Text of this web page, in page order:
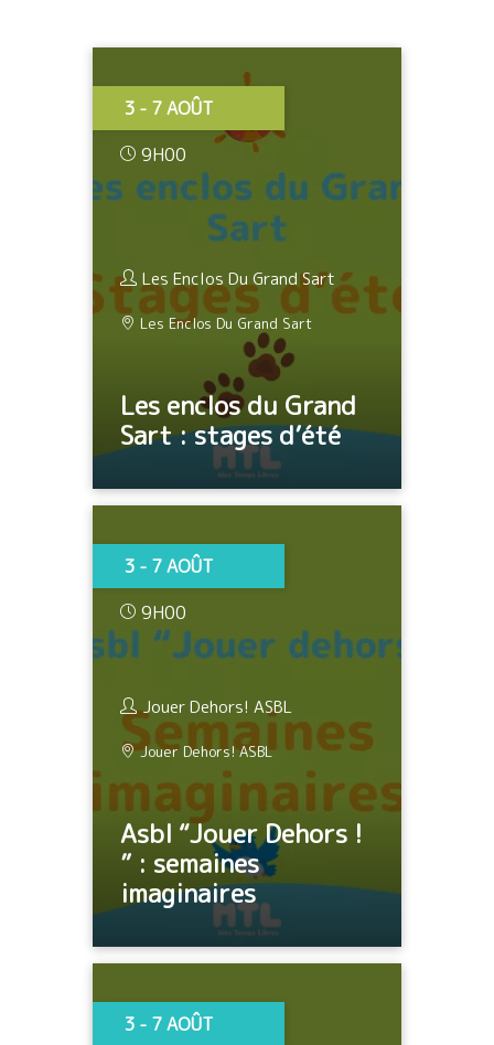
3 - 7 AOÛT
9H00
Les Enclos Du Grand Sart
Les Enclos Du Grand Sart
Les enclos du Grand
Sart : stages d’été
3 - 7 AOÛT
9H00
Jouer Dehors! ASBL
Jouer Dehors! ASBL
Asbl “Jouer Dehors !
” : semaines
imaginaires
3 - 7 AOÛT